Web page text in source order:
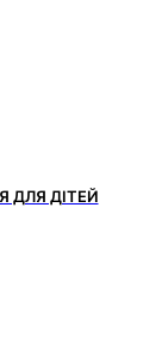
ДЛЯ ДІТЕЙ